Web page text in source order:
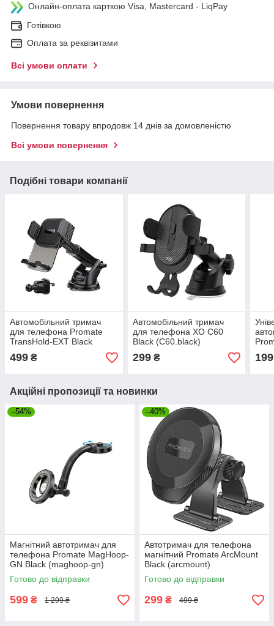
Онлайн-оплата карткою Visa, Mastercard - LiqPay
Готівкою
Оплата за реквізитами
Всі умови оплати
Умови повернення
Повернення товару впродовж 14 днів за домовленістю
Всі умови повернення
Подібні товари компанії
Автомобільний тримач
для телефона Promate
TransHold-EXT Black
(transhold-ext)
499 ₴
Автомобільний тримач
для телефона ХО С60
Black (C60.black)
299₴ 199
Акційні пропозиції та новинки
–54%
Магнітний автотримач для
телефона Promate MagHoop-
GN Black (maghoop-gn)
Готово до відправки
599 ₴ 1 299 ₴
–40%
Автотримач для телефона
магнітний Promate ArcMount
Black (arcmount)
Готово до відправки
299 ₴ 499 ₴